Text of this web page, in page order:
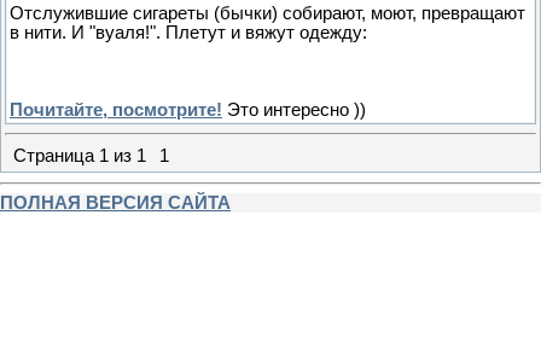
Отслужившие сигареты (бычки) собирают, моют, превращают
в нити. И "вуаля!". Плетут и вяжут одежду:
Почитайте, посмотрите! Это интересно ))
Страница 1 из 1 1
ПОЛНАЯ ВЕРСИЯ САЙТА